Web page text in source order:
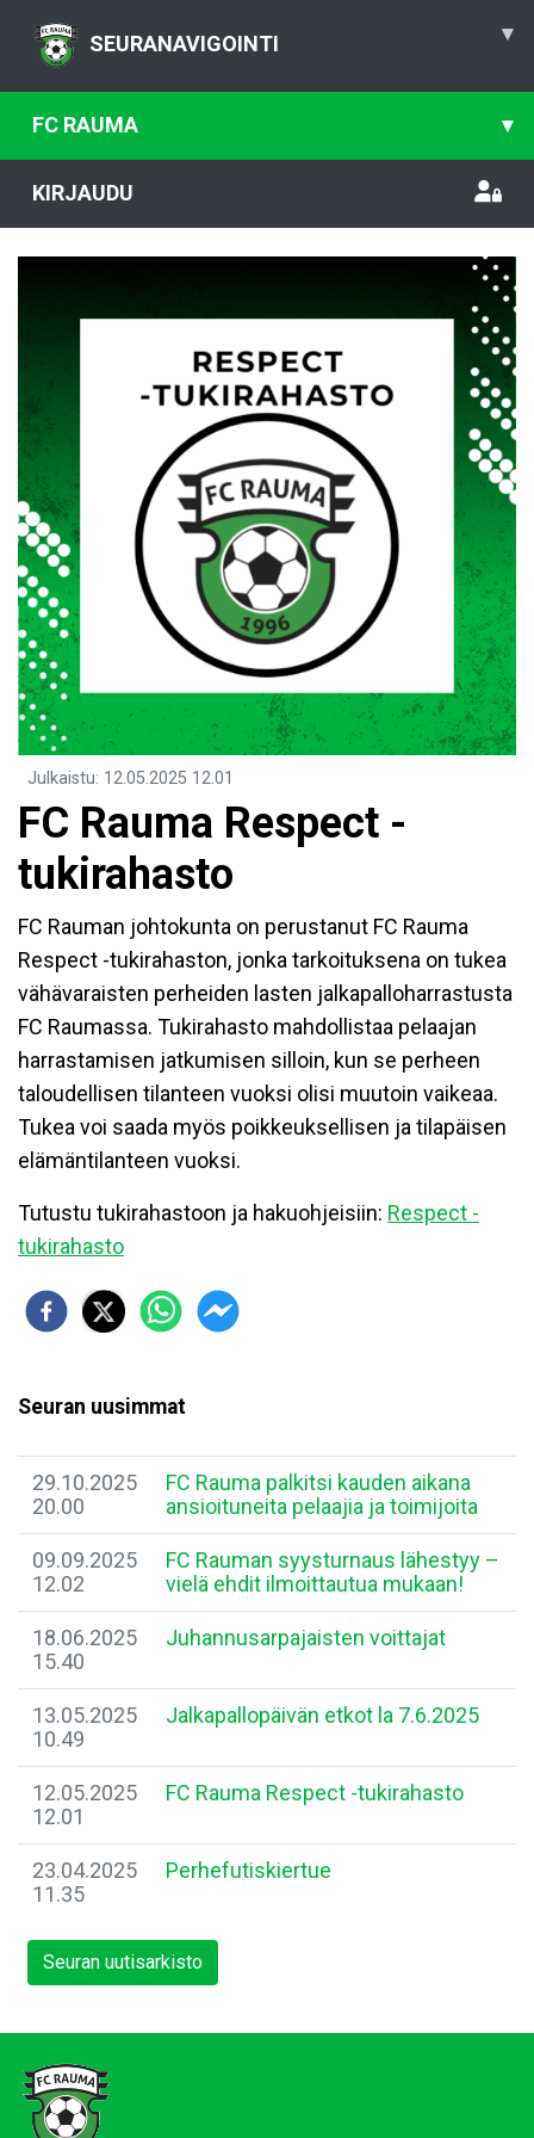
SEURANAVIGOINTI ▾
FC RAUMA ▾
KIRJAUDU
Julkaistu: 12.05.2025 12.01
FC Rauma Respect -
tukirahasto
FC Rauman johtokunta on perustanut FC Rauma
Respect -tukirahaston, jonka tarkoituksena on tukea
vähävaraisten perheiden lasten jalkapalloharrastusta
FC Raumassa. Tukirahasto mahdollistaa pelaajan
harrastamisen jatkumisen silloin, kun se perheen
taloudellisen tilanteen vuoksi olisi muutoin vaikeaa.
Tukea voi saada myös poikkeuksellisen ja tilapäisen
elämäntilanteen vuoksi.
Tutustu tukirahastoon ja hakuohjeisiin: Respect -
tukirahasto
Seuran uusimmat
29.10.2025
20.00
FC Rauma palkitsi kauden aikana
ansioituneita pelaajia ja toimijoita
09.09.2025
12.02
FC Rauman syysturnaus lähestyy –
vielä ehdit ilmoittautua mukaan!
18.06.2025
15.40
Juhannusarpajaisten voittajat
13.05.2025
10.49
Jalkapallopäivän etkot la 7.6.2025
12.05.2025
12.01
FC Rauma Respect -tukirahasto
23.04.2025
11.35
Perhefutiskiertue
Seuran uutisarkisto